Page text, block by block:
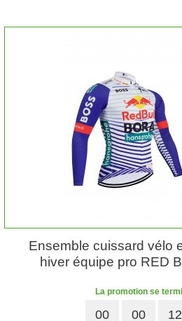
Ensemble cuissard vélo
hiver équipe pro RED
La promotion se
00 00 12